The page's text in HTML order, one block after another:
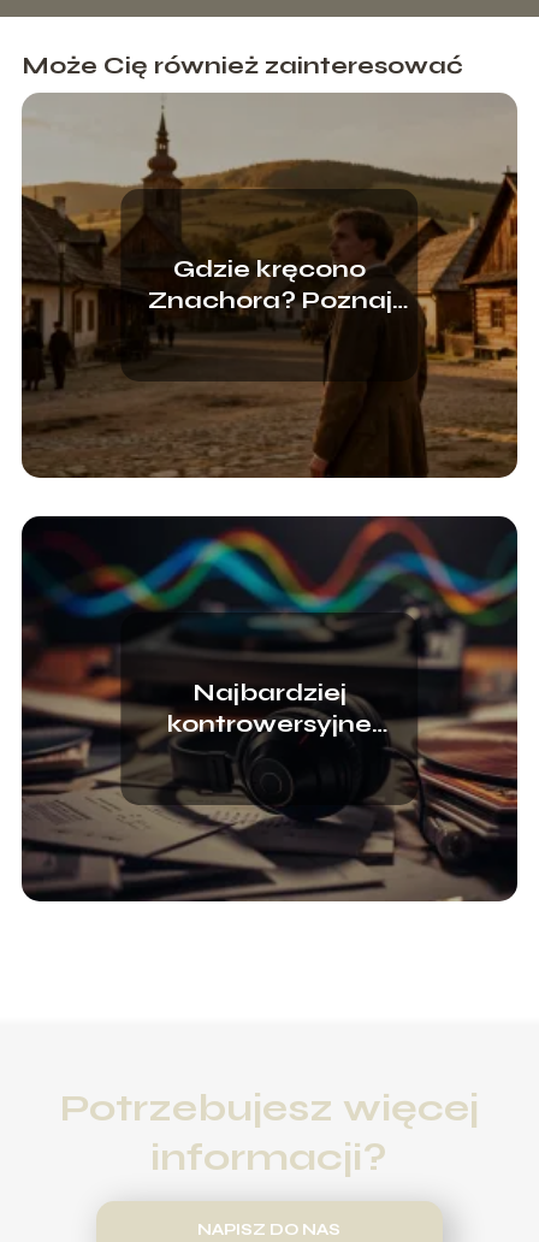
Może Cię również zainteresować
Gdzie kręcono
Znachora? Poznaj
filmowe lokalizacje
Najbardziej
kontrowersyjne
utwory w historii
muzyki
Potrzebujesz więcej
informacji?
NAPISZ DO NAS